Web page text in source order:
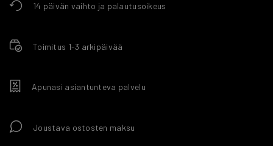
14 päivän vaihto ja palautusoikeus
Toimitus 1-3 arkipäivää
Apunasi asiantunteva palvelu
Joustava ostosten maksu